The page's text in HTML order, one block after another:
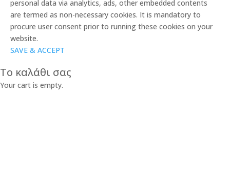
personal data via analytics, ads, other embedded contents
are termed as non-necessary cookies. It is mandatory to
procure user consent prior to running these cookies on your
website.
SAVE & ACCEPT
Το καλάθι σας
Your cart is empty.